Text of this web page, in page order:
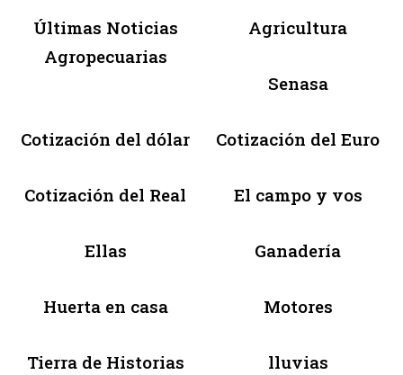
Últimas Noticias
Agropecuarias
Agricultura
Senasa
Cotización del dólar Cotización del Euro
Cotización del Real El campo y vos
Ellas Ganadería
Huerta en casa Motores
Tierra de Historias lluvias